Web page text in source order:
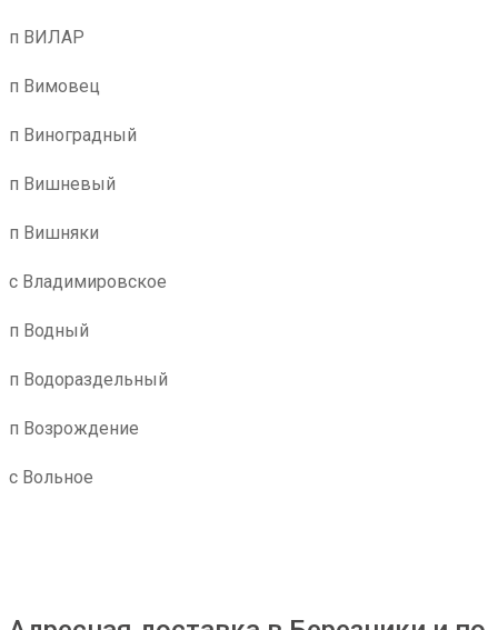
п ВИЛАР
п Вимовец
п Виноградный
п Вишневый
п Вишняки
с Владимировское
п Водный
п Водораздельный
п Возрождение
с Вольное